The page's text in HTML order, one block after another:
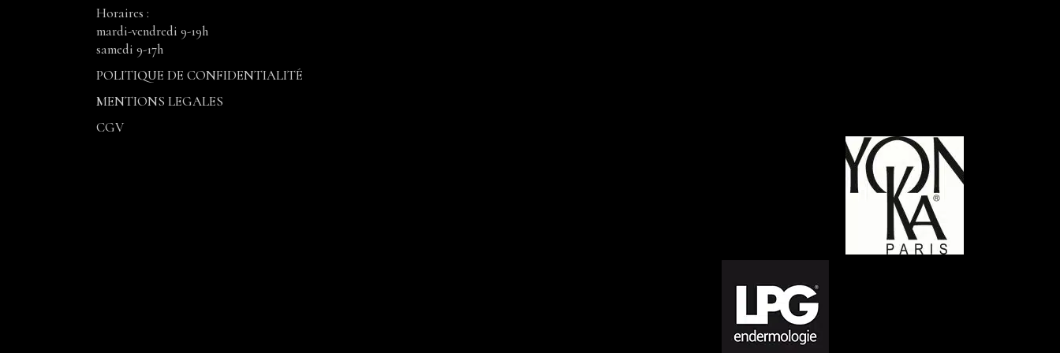
Horaires :
mardi-vendredi 9-19h
samedi 9-17h
POLITIQUE DE CONFIDENTIALITÉ
MENTIONS LEGALES
CGV